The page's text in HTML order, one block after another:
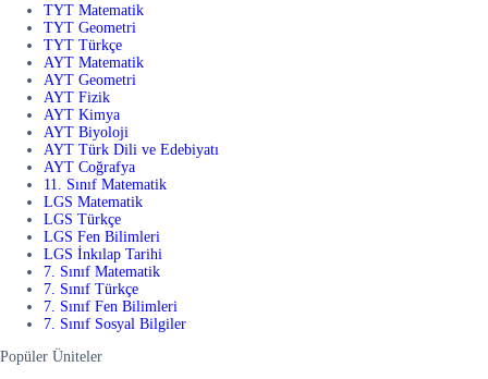
TYT Matematik
TYT Geometri
TYT Türkçe
AYT Matematik
AYT Geometri
AYT Fizik
AYT Kimya
AYT Biyoloji
AYT Türk Dili ve Edebiyatı
AYT Coğrafya
11. Sınıf Matematik
LGS Matematik
LGS Türkçe
LGS Fen Bilimleri
LGS İnkılap Tarihi
7. Sınıf Matematik
7. Sınıf Türkçe
7. Sınıf Fen Bilimleri
7. Sınıf Sosyal Bilgiler
Popüler Üniteler